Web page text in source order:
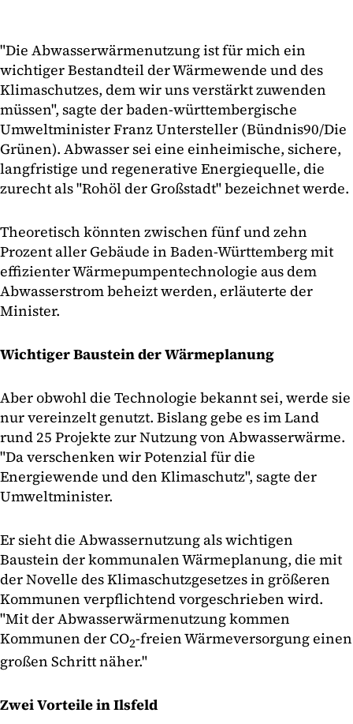
"Die Abwasserwärmenutzung ist für mich ein
wichtiger Bestandteil der Wärmewende und des
Klimaschutzes, dem wir uns verstärkt zuwenden
müssen", sagte der baden-württembergische
Umweltminister Franz Untersteller (Bündnis90/Die
Grünen). Abwasser sei eine einheimische, sichere,
langfristige und regenerative Energiequelle, die
zurecht als "Rohöl der Großstadt" bezeichnet werde.
Theoretisch könnten zwischen fünf und zehn
Prozent aller Gebäude in Baden-Württemberg mit
effizienter Wärmepumpentechnologie aus dem
Abwasserstrom beheizt werden, erläuterte der
Minister.
Wichtiger Baustein der Wärmeplanung
Aber obwohl die Technologie bekannt sei, werde sie
nur vereinzelt genutzt. Bislang gebe es im Land
rund 25 Projekte zur Nutzung von Abwasserwärme.
"Da verschenken wir Potenzial für die
Energiewende und den Klimaschutz", sagte der
Umweltminister.
Er sieht die Abwassernutzung als wichtigen
Baustein der kommunalen Wärmeplanung, die mit
der Novelle des Klimaschutzgesetzes in größeren
Kommunen verpflichtend vorgeschrieben wird.
"Mit der Abwasserwärmenutzung kommen
Kommunen der CO2-freien Wärmeversorgung einen
großen Schritt näher."
Zwei Vorteile in Ilsfeld